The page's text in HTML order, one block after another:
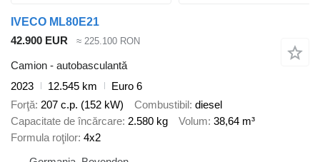
IVECO ML80E21
42.900 EUR
≈ 225.100 RON
Camion - autobasculantă
2023
12.545 km
Euro 6
Forţă 207 c.p. (152 kW) Combustibil
diesel
Capacitate de încărcare 2.580 kg Volum 38,64 m³
Formula roţilor 4x2